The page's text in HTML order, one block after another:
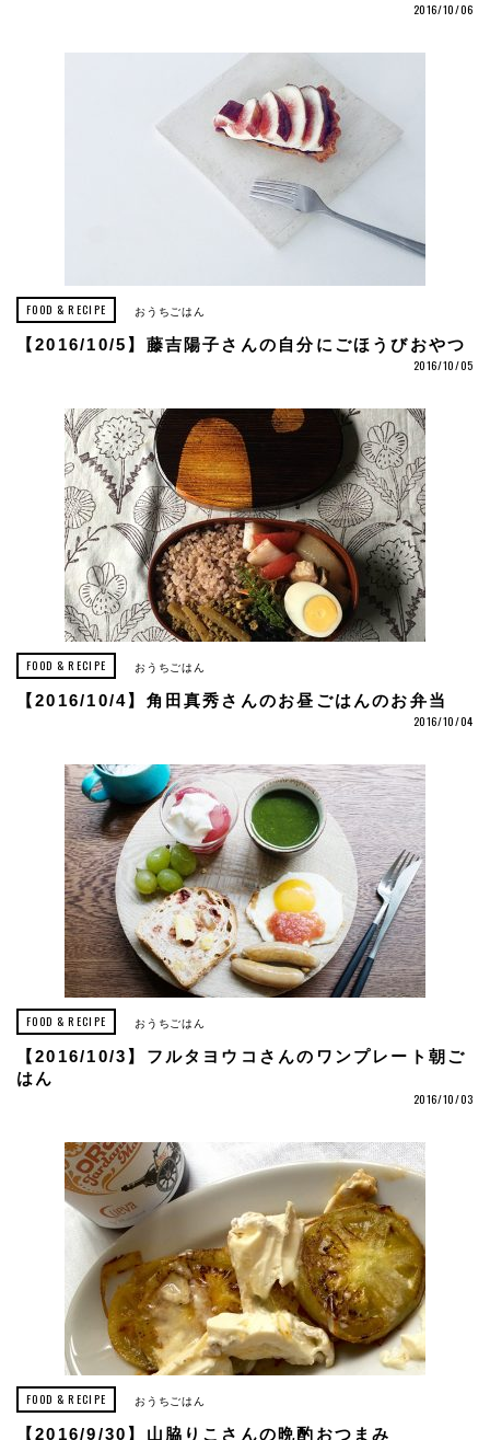
2016/10/06
FOOD & RECIPE おうちごはん
【2016/10/5】藤吉陽子さんの自分にごほうびおやつ
2016/10/05
FOOD & RECIPE おうちごはん
【2016/10/4】角田真秀さんのお昼ごはんのお弁当
2016/10/04
FOOD & RECIPE おうちごはん
【2016/10/3】フルタヨウコさんのワンプレート朝ご
はん
2016/10/03
FOOD & RECIPE おうちごはん
【2016/9/30】山脇りこさんの晩酌おつまみ